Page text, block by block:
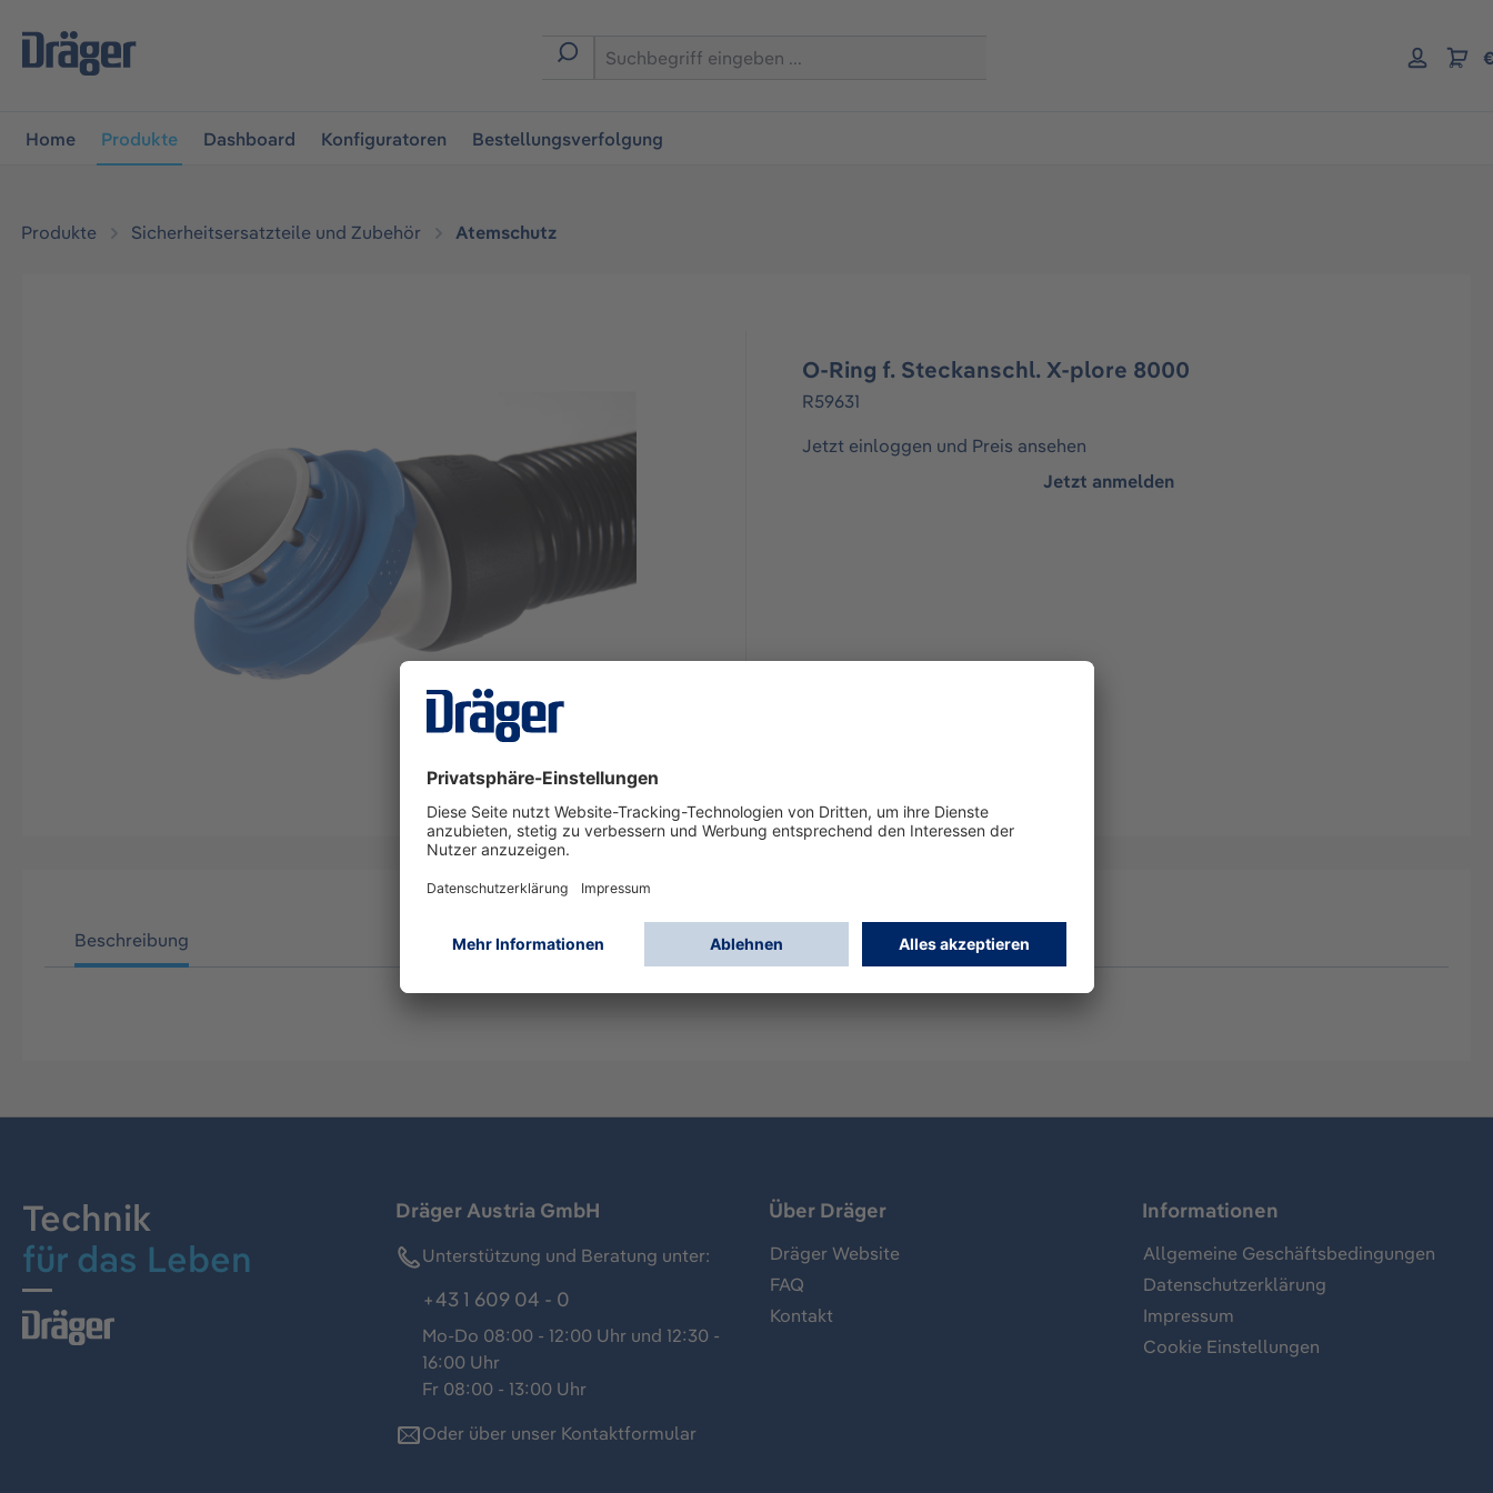
springen
Home Produkte Dashboard Konfiguratoren Bestellungsverfolgung
Produkte Sicherheitsersatzteile und Zubehör Atemschutz
O-Ring f. Steckanschl. X-plore 8000
R59631
Jetzt einloggen und Preis ansehen
Jetzt anmelden
Beschreibung
Technik
für das Leben
Dräger Austria GmbH
Unterstützung und Beratung unter:
+43 1 609 04 - 0
Mo-Do 08:00 - 12:00 Uhr und 12:30 -
16:00 Uhr
Fr 08:00 - 13:00 Uhr
Oder über unser Kontaktformular
Über Dräger
Dräger Website
FAQ
Kontakt
Informationen
Allgemeine Geschäftsbedingungen
Datenschutzerklärung
Impressum
Cookie Einstellungen